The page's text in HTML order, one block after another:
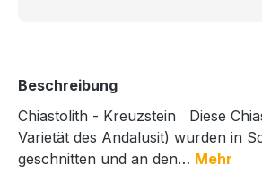
Beschreibung
Chiastolith - Kreuzstein Diese
Varietät des Andalusit) wurden in
geschnitten und an den… Mehr